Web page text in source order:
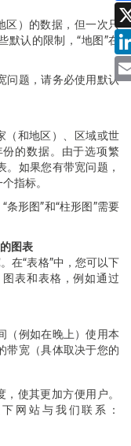
区）的数据，但一次只
认的限制，“地图”在
问题，请务必使用默认
（和地区）、区域或世
的数据。由于选项繁
如果您有带宽问题，
指标。
条形图”和“柱形图”需要
图表
在“表格”中，您可以下
表和表格，例如通过
（例如在晚上）使用本
带宽（具体取决于您的
使其更加方便用户。
网站与我们联系：